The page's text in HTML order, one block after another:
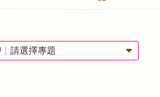
請選擇專題